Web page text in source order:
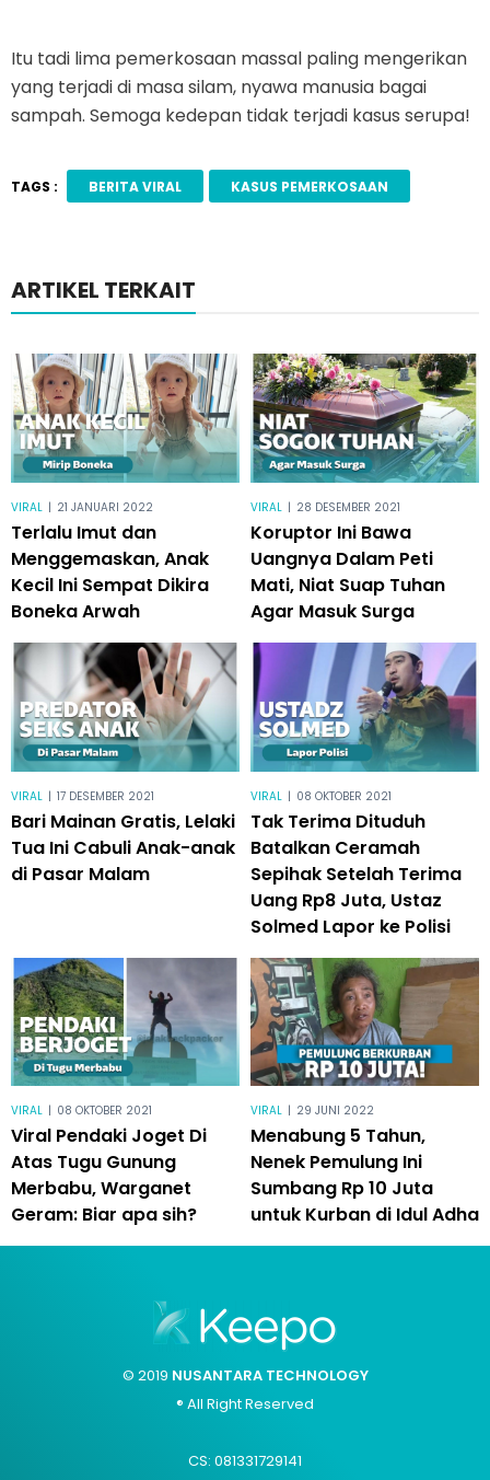
Itu tadi lima pemerkosaan massal paling mengerikan
yang terjadi di masa silam, nyawa manusia bagai
sampah. Semoga kedepan tidak terjadi kasus serupa!
TAGS : BERITA VIRAL KASUS PEMERKOSAAN
ARTIKEL TERKAIT
VIRAL | 21 JANUARI 2022
Terlalu Imut dan
Menggemaskan, Anak
Kecil Ini Sempat Dikira
Boneka Arwah
VIRAL | 28 DESEMBER 2021
Koruptor Ini Bawa
Uangnya Dalam Peti
Mati, Niat Suap Tuhan
Agar Masuk Surga
VIRAL | 17 DESEMBER 2021
Bari Mainan Gratis, Lelaki
Tua Ini Cabuli Anak-anak
di Pasar Malam
VIRAL | 08 OKTOBER 2021
Tak Terima Dituduh
Batalkan Ceramah
Sepihak Setelah Terima
Uang Rp8 Juta, Ustaz
Solmed Lapor ke Polisi
VIRAL | 08 OKTOBER 2021
Viral Pendaki Joget Di
Atas Tugu Gunung
Merbabu, Warganet
Geram: Biar apa sih?
VIRAL | 29 JUNI 2022
Menabung 5 Tahun,
Nenek Pemulung Ini
Sumbang Rp 10 Juta
untuk Kurban di Idul Adha
© 2019 NUSANTARA TECHNOLOGY
® All Right Reserved
CS: 081331729141